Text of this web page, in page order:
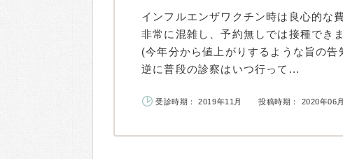
インフルエンザワクチン時は良心的な
非常に混雑し、予約無しでは接種できま
(今年分から値上がりするような旨の告
逆に普段の診察はいつ行って...
受診時期： 2019年11月 投稿時期： 2020年06月